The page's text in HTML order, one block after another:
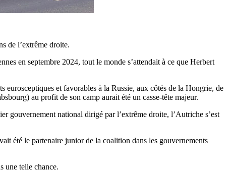
de l’extrême droite.
en septembre 2024, tout le monde s’attendait à ce que Herbert
et favorables à la Russie, aux côtés de la Hongrie, de
au profit de son camp aurait été un casse-tête majeur.
gouvernement national dirigé par l’extrême droite, l’Autriche s’est
été le partenaire junior de la coalition dans les gouvernements
une telle chance.